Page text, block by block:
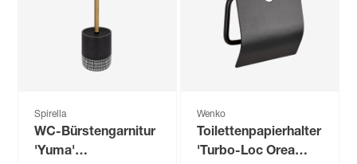
Spirella
WC-Bürstengarnitur
'Yuma'
Wenko
Toilettenpapierhalter
'Turbo-Loc Orea